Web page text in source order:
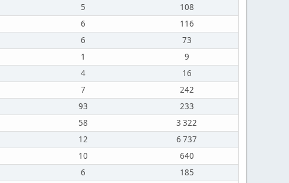
5
108
6
116
6
73
1
9
4
16
7
242
93
233
58
3 322
12
6 737
10
640
6
185